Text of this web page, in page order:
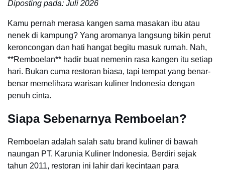
Diposting pada: Juli 2026
Kamu pernah merasa kangen sama masakan ibu atau
nenek di kampung? Yang aromanya langsung bikin perut
keroncongan dan hati hangat begitu masuk rumah. Nah,
**Remboelan** hadir buat nemenin rasa kangen itu setiap
hari. Bukan cuma restoran biasa, tapi tempat yang benar-
benar memelihara warisan kuliner Indonesia dengan
penuh cinta.
Siapa Sebenarnya Remboelan?
Remboelan adalah salah satu brand kuliner di bawah
naungan PT. Karunia Kuliner Indonesia. Berdiri sejak
tahun 2011, restoran ini lahir dari kecintaan para